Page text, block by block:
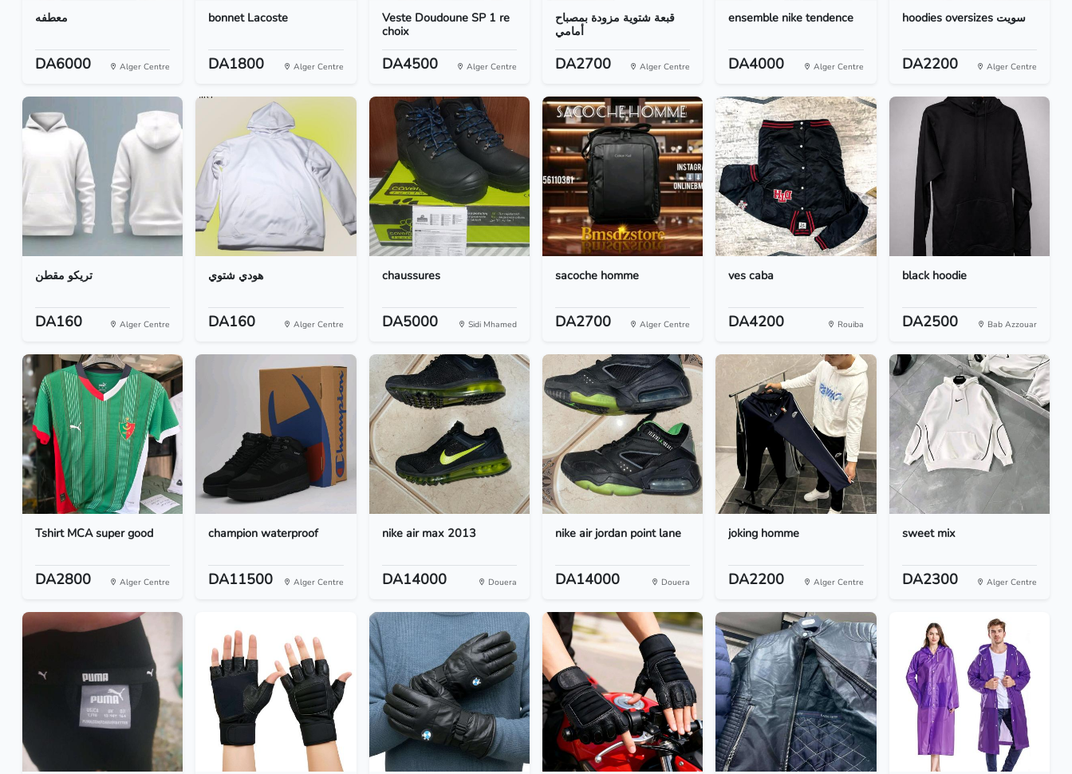
معطفه
DA6000 Alger Centre
bonnet Lacoste
DA1800 Alger Centre
Veste Doudoune SP 1 re
choix
DA4500 Alger Centre
قبعة شتوية مزودة بمصباح
أمامي
DA2700 Alger Centre
ensemble nike tendence
DA4000 Alger Centre
hoodies oversizes سويت
DA2200 Alger Centre
تريكو مقطن
DA160 Alger Centre
هودي شتوي
DA160 Alger Centre
chaussures
DA5000 Sidi Mhamed
sacoche homme
DA2700 Alger Centre
ves caba
DA4200 Rouiba
black hoodie
DA2500 Bab Azzouar
Tshirt MCA super good
DA2800 Alger Centre
champion waterproof
DA11500 Alger Centre
nike air max 2013
DA14000 Douera
nike air jordan point lane
DA14000 Douera
joking homme
DA2200 Alger Centre
sweet mix
DA2300 Alger Centre